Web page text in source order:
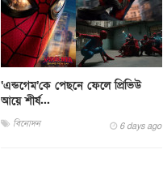
‘এন্ডগেম’কে পেছনে ফেলে প্রিভিউ
আয়ে শীর্ষ...
বিনোদন 6 days ago